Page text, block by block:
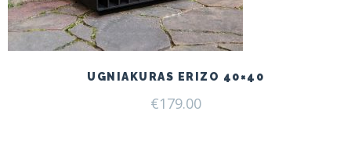
UGNIAKURAS ERIZO 40×40
€179.00